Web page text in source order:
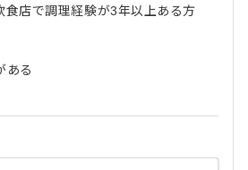
食店で調理経験が3年以上ある方
ある